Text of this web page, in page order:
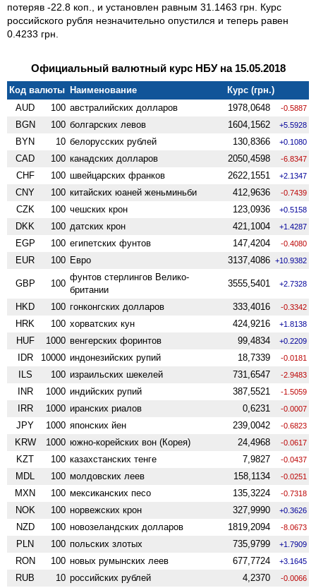
потеряв -22.8 коп., и установлен равным 31.1463 грн. Курс
российского рубля незначительно опустился и теперь равен
0.4233 грн.
Официальный валютный курс НБУ на 15.05.2018
Код валюты Наименование
Курс (грн.)
AUD
100 австралийских долларов 1978,0648 -0.5887
BGN 100 болгарских левов 1604,1562 +5.5928
BYN 10 белорусских рублей 130,8366 +0.1080
CAD 100 канадских долларов 2050,4598 -6.8347
CHF 100 швейцарских франков 2622,1551 +2.1347
CNY 100 китайских юаней женьминьби 412,9636 -0.7439
CZK 100 чешских крон 123,0936 +0.5158
DKK 100 датских крон 421,1004 +1.4287
EGP 100 египетских фунтов 147,4204 -0.4080
EUR 100 Евро 3137,4086 +10.9382
GBP 100
фунтов стерлингов Велико­
британии
3555,5401 +2.7328
HKD 100 гонконгских долларов 333,4016 -0.3342
HRK 100 хорватских кун 424,9216 +1.8138
HUF 1000 венгерских форинтов 99,4834 +0.2209
IDR 10000 индонезийских рупий 18,7339 -0.0181
ILS 100 израильских шекелей 731,6547 -2.9483
INR 1000 индийских рупий 387,5521 -1.5059
IRR 1000 иранских риалов 0,6231 -0.0007
JPY 1000 японских йен 239,0042 -0.6823
KRW 1000 южно-корейских вон (Корея) 24,4968 -0.0617
KZT 100 казахстанских тенге 7,9827 -0.0437
MDL 100 молдовских леев 158,1134 -0.0251
MXN 100 мексиканских песо 135,3224 -0.7318
NOK 100 норвежских крон 327,9990 +0.3626
NZD 100 ново­зеландских долларов 1819,2094 -8.0673
PLN 100 польских злотых 735,9799 +1.7909
RON 100 новых румынских леев 677,7724 +3.1645
RUB 10 российских рублей 4,2370 -0.0066